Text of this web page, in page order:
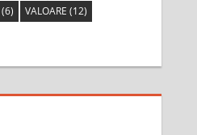
(6) VALOARE (12)